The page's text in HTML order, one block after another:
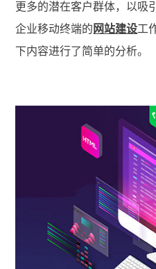
更多的潜在客户群体，以吸
企业移动终端的 网站建设工
下内容进行了简单的分析。